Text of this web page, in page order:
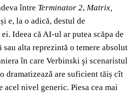
între Terminator 2, Matrix,
e, la o adică, destul de
Ideea că AI-ul ar putea scăpa de
alta reprezintă o temere absolut
în care Verbinski şi scenaristul
dramatizeazǎ are suficient tăiș cît
acel nivel generic. Piesa cea mai